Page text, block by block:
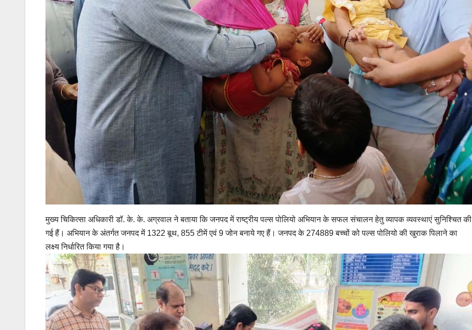
मुख्य चिकित्सा अधिकारी डॉ. के. के. अग्रवाल ने बताया कि जनपद में राष्ट्रीय पल्स पोलियो अभियान के सफल संचालन हेतु व्यापक व्यवस्थाएं सुनिश्चित की
गई हैं। अभियान के अंतर्गत जनपद में 1322 बूथ, 855 टीमें एवं 9 जोन बनाये गए हैं। जनपद के 274889 बच्चों को पल्स पोलियो की खुराक पिलाने का
लक्ष्य निर्धारित किया गया है।